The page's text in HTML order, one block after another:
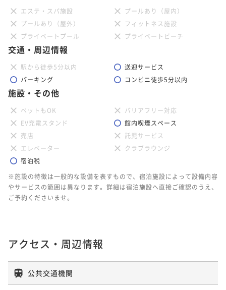
エステ・スパ施設
プールあり（屋内）
プールあり（屋外）
フィットネス施設
プライベートプール
プライベートビーチ
交通・周辺情報
駅から徒歩5分以内
送迎サービス
パーキング
コンビニ徒歩5分以内
施設・その他
ペットもOK
バリアフリー対応
EV充電スタンド
館内喫煙スペース
売店
託児サービス
エレベーター
クラブラウンジ
宿泊税
※施設の特徴は一般的な設備を表すもので、宿泊施設によって設備内容
やサービスの範囲は異なります。詳細は宿泊施設へ直接ご確認のうえ、
ご予約くださいませ。
アクセス・周辺情報
公共交通機関